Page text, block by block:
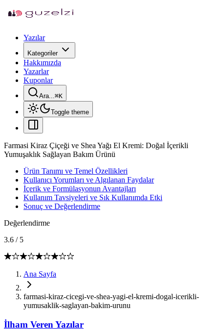
Yazılar
Kategoriler
Hakkımızda
Yazarlar
Kuponlar
Ara...⌘K
Toggle theme
Farmasi Kiraz Çiçeği ve Shea Yağı El Kremi: Doğal İçerikli
Yumuşaklık Sağlayan Bakım Ürünü
Ürün Tanımı ve Temel Özellikleri
Kullanıcı Yorumları ve Algılanan Faydalar
İçerik ve Formülasyonun Avantajları
Kullanım Tavsiyeleri ve Sık Kullanımda Etki
Sonuç ve Değerlendirme
Değerlendirme
3.6 / 5
Ana Sayfa
farmasi-kiraz-cicegi-ve-shea-yagi-el-kremi-dogal-icerikli-
yumusaklik-saglayan-bakim-urunu
İlham Veren Yazılar